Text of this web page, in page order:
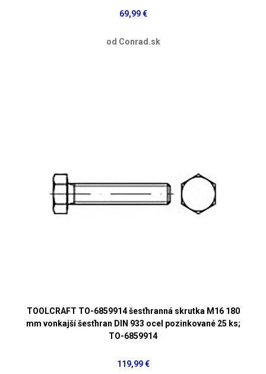
69,99 €
od Conrad.sk
TOOLCRAFT TO-6859914 šesťhranná skrutka M16 180
mm vonkajší šesťhran DIN 933 ocel pozinkované 25 ks;
TO-6859914
119,99 €